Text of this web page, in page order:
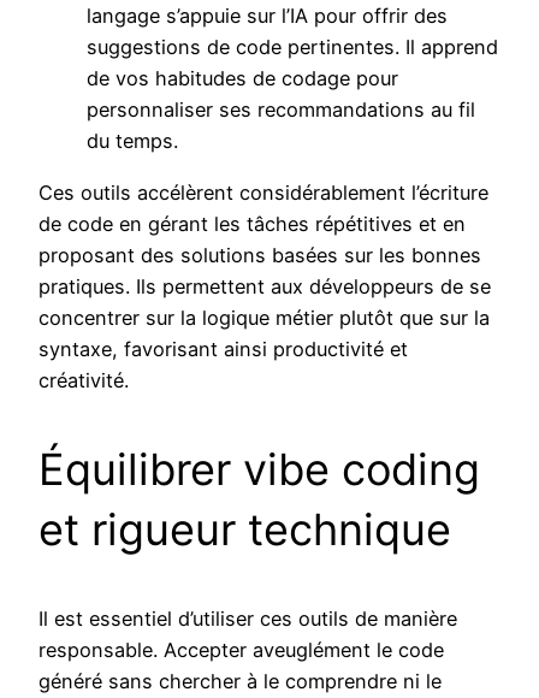
langage s’appuie sur l’IA pour offrir des
suggestions de code pertinentes. Il apprend
de vos habitudes de codage pour
personnaliser ses recommandations au fil
du temps.
Ces outils accélèrent considérablement l’écriture
de code en gérant les tâches répétitives et en
proposant des solutions basées sur les bonnes
pratiques. Ils permettent aux développeurs de se
concentrer sur la logique métier plutôt que sur la
syntaxe, favorisant ainsi productivité et
créativité.
Équilibrer vibe coding
et rigueur technique
Il est essentiel d’utiliser ces outils de manière
responsable. Accepter aveuglément le code
généré sans chercher à le comprendre ni le